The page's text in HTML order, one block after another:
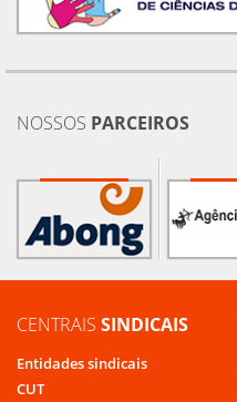
NOSSOS PARCEIROS
CENTRAIS SINDICAIS
Entidades sindicais
CUT